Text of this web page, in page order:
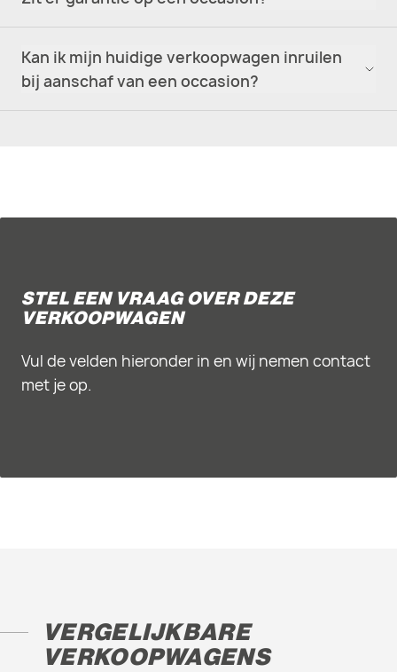
Kan ik mijn huidige verkoopwagen inruilen
bij aanschaf van een occasion?
STEL EEN VRAAG OVER DEZE
VERKOOPWAGEN
Vul de velden hieronder in en wij nemen contact
met je op.
VERGELIJKBARE
VERKOOPWAGENS